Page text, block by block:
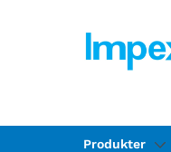
Produkter